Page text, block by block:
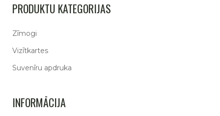
PRODUKTU KATEGORIJAS
Zīmogi
Vizītkartes
Suvenīru apdruka
INFORMĀCIJA